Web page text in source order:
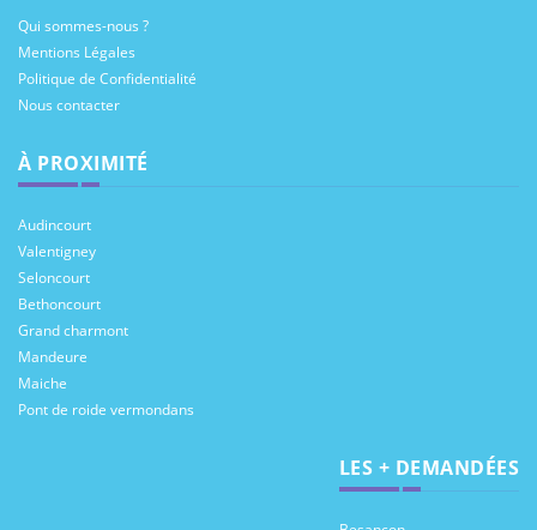
Qui sommes-nous ?
Mentions Légales
Politique de Confidentialité
Nous contacter
À PROXIMITÉ
Audincourt
Valentigney
Seloncourt
Bethoncourt
Grand charmont
Mandeure
Maiche
Pont de roide vermondans
LES + DEMANDÉES